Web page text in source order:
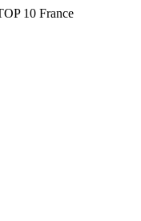
10 France